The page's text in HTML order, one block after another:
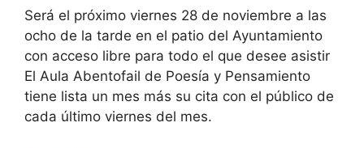
Será el próximo viernes 28 de noviembre a las
ocho de la tarde en el patio del Ayuntamiento
con acceso libre para todo el que desee asistir
El Aula Abentofail de Poesía y Pensamiento
tiene lista un mes más su cita con el público de
cada último viernes del mes.